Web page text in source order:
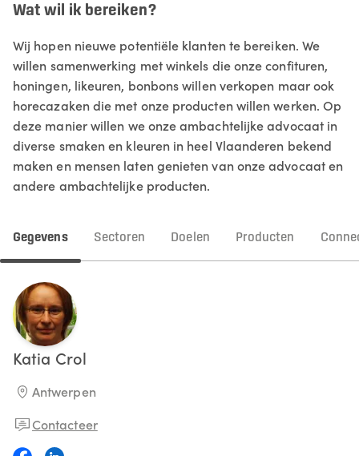
Wat wil ik bereiken?
Wij hopen nieuwe potentiële klanten te bereiken. We
willen samenwerking met winkels die onze confituren,
honingen, likeuren, bonbons willen verkopen maar ook
horecazaken die met onze producten willen werken. Op
deze manier willen we onze ambachtelijke advocaat in
diverse smaken en kleuren in heel Vlaanderen bekend
maken en mensen laten genieten van onze advocaat en
andere ambachtelijke producten.
Gegevens Sectoren Doelen Producten
Katia Crol
Antwerpen
Contacteer